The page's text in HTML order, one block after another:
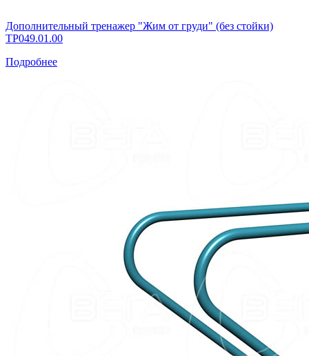
Дополнительный тренажер "Жим от груди" (без стойки)
ТР049.01.00
Подробнее